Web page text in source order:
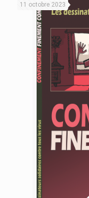
11 octobre 2023